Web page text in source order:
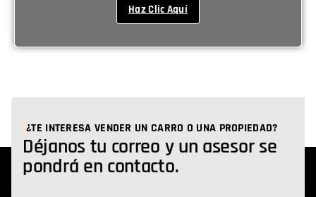
Haz Clic Aquí
¿TE INTERESA VENDER UN CARRO O UNA PROPIEDAD?
Déjanos tu correo y un asesor se
pondrá en contacto.